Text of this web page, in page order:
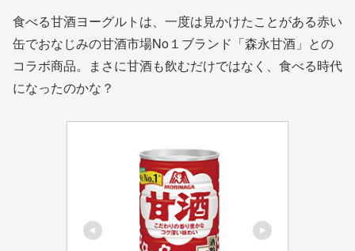
食べる甘酒ヨーグルトは、一度は見かけたことがある赤い
缶でおなじみの甘酒市場No１ブランド「森永甘酒」との
コラボ商品。まさに甘酒も飲むだけではなく、食べる時代
になったのかな？